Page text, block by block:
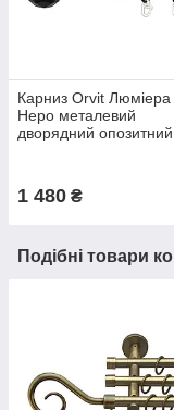
Карниз Orvit Люміера
Неро металевий
дворядний опозитний
Оксамит 25\19 мм
1 480 ₴
Подібні товари